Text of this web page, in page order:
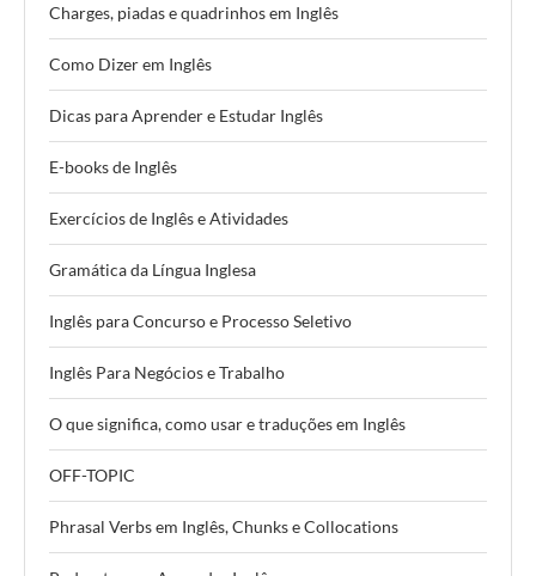
Charges, piadas e quadrinhos em Inglês
Como Dizer em Inglês
Dicas para Aprender e Estudar Inglês
E-books de Inglês
Exercícios de Inglês e Atividades
Gramática da Língua Inglesa
Inglês para Concurso e Processo Seletivo
Inglês Para Negócios e Trabalho
O que significa, como usar e traduções em Inglês
OFF-TOPIC
Phrasal Verbs em Inglês, Chunks e Collocations